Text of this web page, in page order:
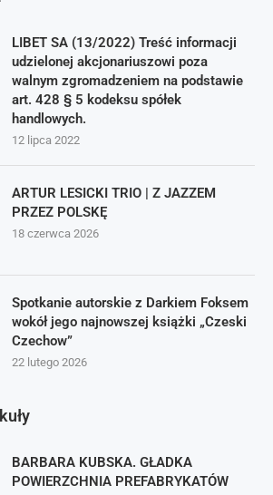
LIBET SA (13/2022) Treść informacji
udzielonej akcjonariuszowi poza
walnym zgromadzeniem na podstawie
art. 428 § 5 kodeksu spółek
handlowych.
12 lipca 2022
ARTUR LESICKI TRIO | Z JAZZEM
PRZEZ POLSKĘ
18 czerwca 2026
Spotkanie autorskie z Darkiem Foksem
wokół jego najnowszej książki „Czeski
Czechow”
22 lutego 2026
BARBARA KUBSKA. GŁADKA
POWIERZCHNIA PREFABRYKATÓW